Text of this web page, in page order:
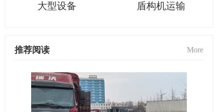
大型设备 盾构机运输
推荐阅读 More